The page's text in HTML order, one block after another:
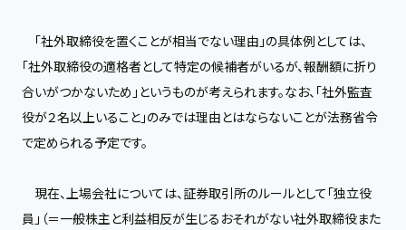
「社外取締役を置くことが相当でない理由」の具体例としては、
「社外取締役の適格者として特定の候補者がいるが、報酬額に折り
合いがつかないため」というものが考えられます。なお、「社外監査
役が２名以上いること」のみでは理由とはならないことが法務省令
で定められる予定です。
現在、上場会社については、証券取引所のルールとして「独立役
員」（＝一般株主と利益相反が生じるおそれがない社外取締役また